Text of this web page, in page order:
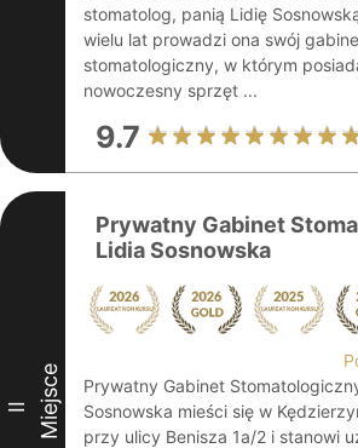
stomatolog, panią Lidię
wielu lat prowadzi ona swój
stomatologiczny, w którym
nowoczesny sprzęt ...
9.7
II Miejsce
Prywatny Gabinet
Lidia Sosnowska
Prywatny Gabinet
Sosnowska mieści się w
przy ulicy Benisza 1a/2 i stanowi